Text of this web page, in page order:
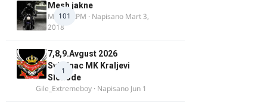
101
Mesh jakne
MostarRPM · Napisano Mart 3,
2018
1
7,8,9.Avgust 2026
Svilajnac MK Kraljevi
Slobode
Gile_Extremeboy · Napisano Jun 1